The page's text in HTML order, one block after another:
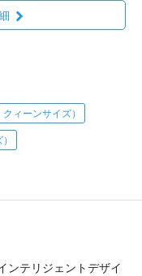
ィーンサイズ）
ンテリジェントデザイ